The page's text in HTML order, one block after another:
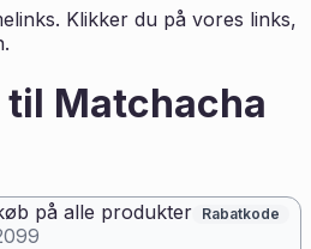
Klikker du på vores links,
til Matchacha
på alle produkter Rabatkode